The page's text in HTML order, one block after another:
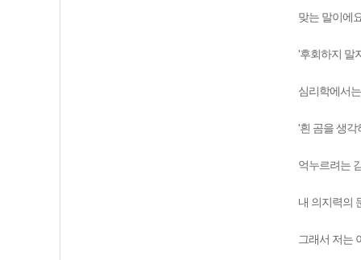
맞는 말이에
'후회하지 말
심리학에서
'흰 곰을 생각
억누르려는
내 의지력의
그래서 저는